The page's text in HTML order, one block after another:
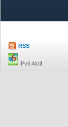
RSS
IPv6 Aktif